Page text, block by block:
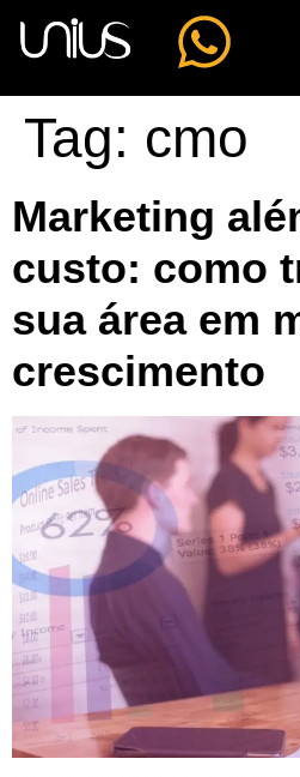
Tag: cmo
Marketing
custo: como
sua área em
crescimento